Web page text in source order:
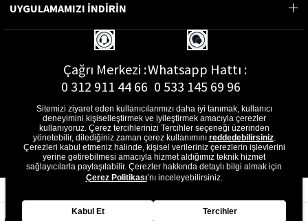
UYGULAMAMIZI İNDİRİN
Çağrı Merkezi :
0 312 911 44 66
Whatsapp Hattı :
0 533 145 69 96
E-Posta Adresi :
musterihizmetleri@gon.com.tr
Sitemizi ziyaret eden kullanıcılarımızı daha iyi tanımak, kullanıcı
deneyimini kişiselleştirmek ve iyileştirmek amacıyla çerezler
kullanıyoruz. Çerez tercihlerinizi Tercihler seçeneği üzerinden
yönetebilir, dilediğiniz zaman çerez kullanımını reddedebilirsiniz.
Çerezleri kabul etmeniz halinde, kişisel verileriniz çerezlerin işlevlerini
yerine getirebilmesi amacıyla hizmet aldığımız teknik hizmet
sağlayıcılarla paylaşılabilir. Çerezler hakkında detaylı bilgi almak için
Çerez Politikası’nı inceleyebilirsiniz.
Kabul Et Tercihler